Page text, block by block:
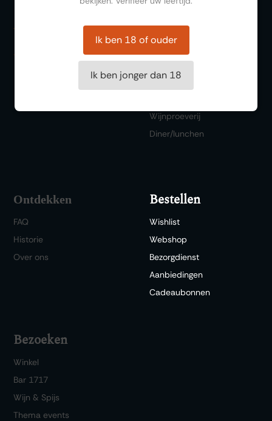
Organiseren
Zalen
Feesten
Trouwen
Borrelen
Wijnproeverij
Diner/lunchen
Ontdekken
FAQ
Historie
Over ons
Bestellen
Wishlist
Webshop
Bezorgdienst
Aanbiedingen
Cadeaubonnen
Bezoeken
Winkel
Bar 1717
Wijn & Spijs
Thema events
Ik ben 18 of ouder
Ik ben jonger dan 18